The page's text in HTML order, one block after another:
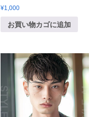
¥1,000
お買い物カゴに追加